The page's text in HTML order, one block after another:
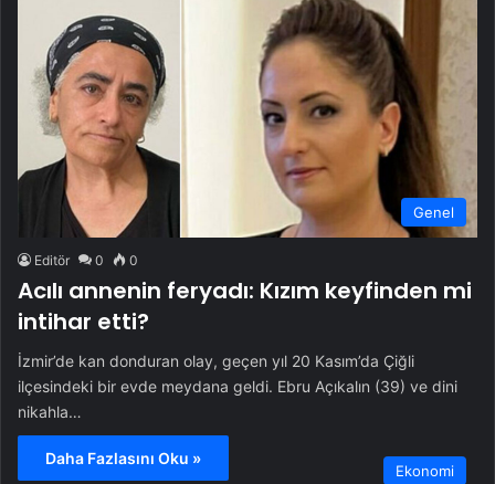
Genel
Editör 0 0
Acılı annenin feryadı: Kızım keyfinden mi
intihar etti?
İzmir’de kan donduran olay, geçen yıl 20 Kasım’da Çiğli
ilçesindeki bir evde meydana geldi. Ebru Açıkalın (39) ve dini
nikahla…
Daha Fazlasını Oku »
Ekonomi